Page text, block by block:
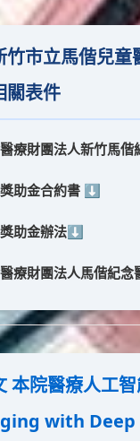
市立馬偕兒童
關表件
療財團法人新竹馬偕
助金合約書 ⬇️
助金辦法⬇️
療財團法人馬偕紀
本院醫療人工
with